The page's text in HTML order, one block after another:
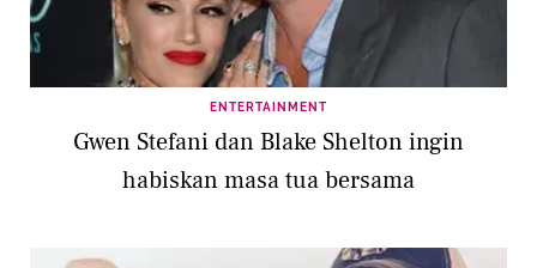
ENTERTAINMENT
Gwen Stefani dan Blake Shelton ingin
habiskan masa tua bersama